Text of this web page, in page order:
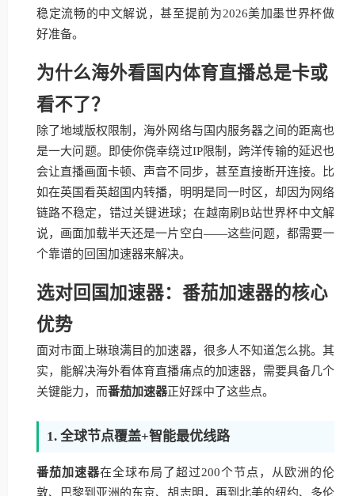
稳定流畅的中文解说，甚至提前为2026美加墨世界杯做
好准备。
为什么海外看国内体育直播总是卡或
看不了？
除了地域版权限制，海外网络与国内服务器之间的距离也
是一大问题。即使你侥幸绕过IP限制，跨洋传输的延迟也
会让直播画面卡顿、声音不同步，甚至直接断开连接。比
如在英国看英超国内转播，明明是同一时区，却因为网络
链路不稳定，错过关键进球；在越南刷B站世界杯中文解
说，画面加载半天还是一片空白——这些问题，都需要一
个靠谱的回国加速器来解决。
选对回国加速器：番茄加速器的核心
优势
面对市面上琳琅满目的加速器，很多人不知道怎么挑。其
实，能解决海外看体育直播痛点的加速器，需要具备几个
关键能力，而番茄加速器正好踩中了这些点。
1. 全球节点覆盖+智能最优线路
番茄加速器在全球布局了超过200个节点，从欧洲的伦
敦、巴黎到亚洲的东京、胡志明，再到北美的纽约、多伦